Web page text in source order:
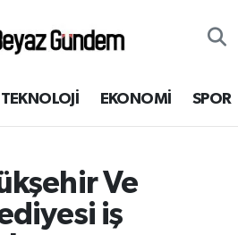
EKONOMİ SPOR
Ve
iş
ve Fikstür